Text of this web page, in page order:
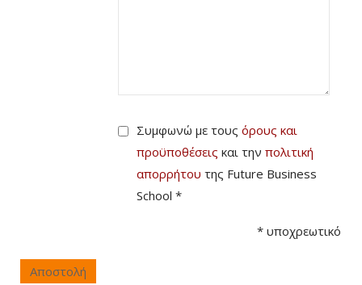
Συμφωνώ με τους όρους και
προϋποθέσεις και την πολιτική
απορρήτου της Future Business
School *
* υποχρεωτικό
Αποστολή